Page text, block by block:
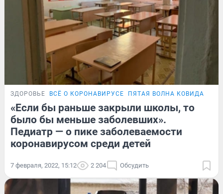
ЗДОРОВЬЕ ВСЁ О КОРОНАВИРУСЕ ПЯТАЯ ВОЛНА КОВИДА
«Если бы раньше закрыли школы, то
было бы меньше заболевших».
Педиатр — о пике заболеваемости
коронавирусом среди детей
7 февраля, 2022, 15:12 2 204 Обсудить